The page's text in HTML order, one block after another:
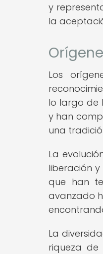
y
la
Los
lo largo de
y han
una
La
liberación
que han
avanzado
La
riqueza de